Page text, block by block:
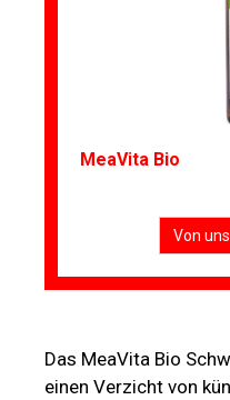
MeaVita Bio
Von
Das MeaVita Bio
einen Verzicht von